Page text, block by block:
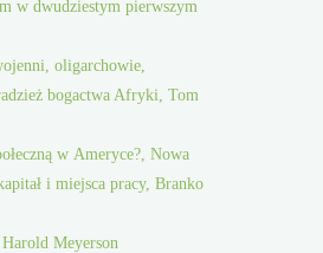
w dwudziestym pierwszym
oligarchowie,
bogactwa Afryki, Tom
w Ameryce?, Nowa
i miejsca pracy, Branko
Meyerson